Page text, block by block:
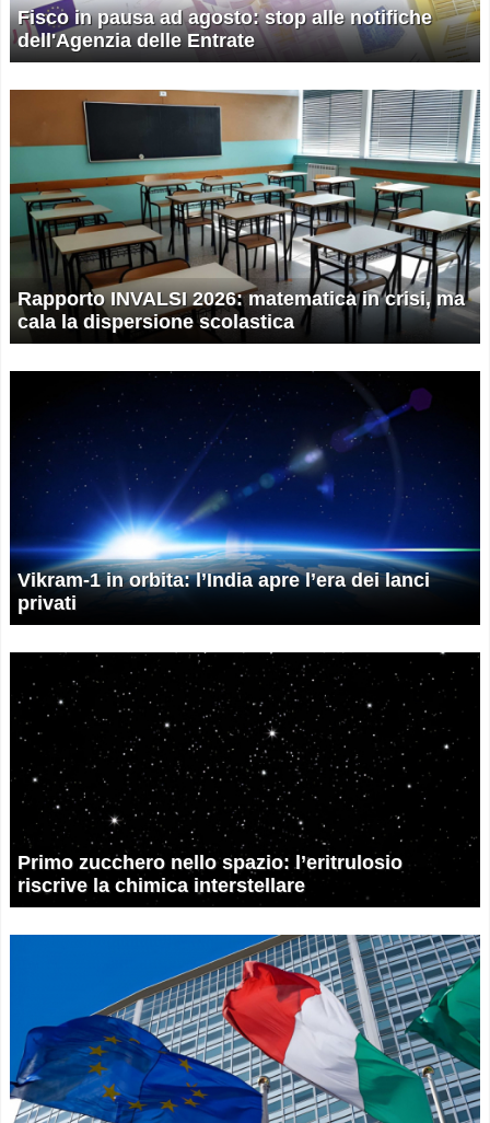
Fisco in pausa ad agosto: stop alle notifiche
dell'Agenzia delle Entrate
Rapporto INVALSI 2026: matematica in crisi, ma
cala la dispersione scolastica
Vikram-1 in orbita: l’India apre l’era dei lanci
privati
Primo zucchero nello spazio: l’eritrulosio
riscrive la chimica interstellare